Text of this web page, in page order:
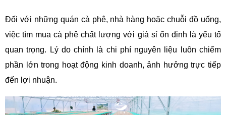
Đối với những quán cà phê, nhà hàng hoặc chuỗi đồ uống,
việc tìm mua cà phê chất lượng với giá sỉ ổn định là yếu tố
quan trọng. Lý do chính là chi phí nguyên liệu luôn chiếm
phần lớn trong hoạt động kinh doanh, ảnh hưởng trực tiếp
đến lợi nhuận.